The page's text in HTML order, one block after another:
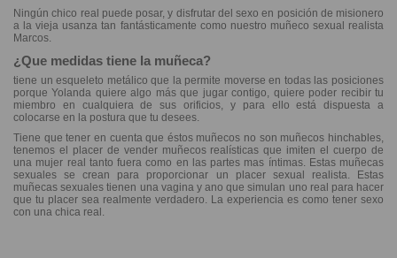
Ningún chico real puede posar, y disfrutar del sexo en posición de misionero
a la vieja usanza tan fantásticamente como nuestro muñeco sexual realista
Marcos.
¿Que medidas tiene la muñeca?
tiene un esqueleto metálico que la permite moverse en todas las posiciones
porque Yolanda quiere algo más que jugar contigo, quiere poder recibir tu
miembro en cualquiera de sus orificios, y para ello está dispuesta a
colocarse en la postura que tu desees.
Tiene que tener en cuenta que éstos muñecos no son muñecos hinchables,
tenemos el placer de vender muñecos realísticas que imiten el cuerpo de
una mujer real tanto fuera como en las partes mas íntimas. Estas muñecas
sexuales se crean para proporcionar un placer sexual realista. Estas
muñecas sexuales tienen una vagina y ano que simulan uno real para hacer
que tu placer sea realmente verdadero. La experiencia es como tener sexo
con una chica real.